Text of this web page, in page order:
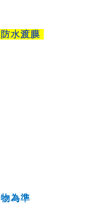
水渡膜
為準